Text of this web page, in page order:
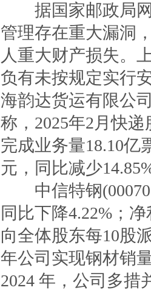
据国家邮政局网
管理存在重大漏洞
人重大财产损失。
负有未按规定实行
海韵达货运有限公
称，2025年2月快
完成业务量18.10亿
元，同比减少
中信特钢
同比下降4.22%；
向全体股东每10股
年公司实现钢材销
2024 年，公司多措